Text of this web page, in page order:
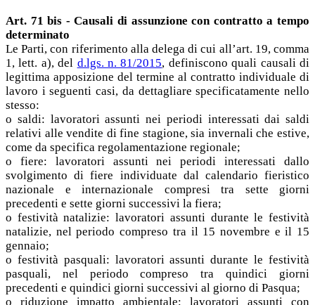
Art. 71 bis - Causali di assunzione con contratto a tempo
determinato
Le Parti, con riferimento alla delega di cui all’art. 19, comma
1, lett. a), del d.lgs. n. 81/2015, definiscono quali causali di
legittima apposizione del termine al contratto individuale di
lavoro i seguenti casi, da dettagliare specificatamente nello
stesso:
o saldi: lavoratori assunti nei periodi interessati dai saldi
relativi alle vendite di fine stagione, sia invernali che estive,
come da specifica regolamentazione regionale;
o fiere: lavoratori assunti nei periodi interessati dallo
svolgimento di fiere individuate dal calendario fieristico
nazionale e internazionale compresi tra sette giorni
precedenti e sette giorni successivi la fiera;
o festività natalizie: lavoratori assunti durante le festività
natalizie, nel periodo compreso tra il 15 novembre e il 15
gennaio;
o festività pasquali: lavoratori assunti durante le festività
pasquali, nel periodo compreso tra quindici giorni
precedenti e quindici giorni successivi al giorno di Pasqua;
o riduzione impatto ambientale: lavoratori assunti con